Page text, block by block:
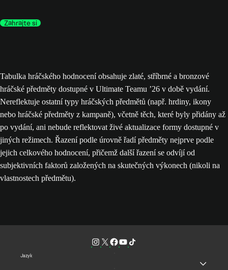
Zahrajte si
Tabulka hráčského hodnocení obsahuje zlaté, stříbrné a bronzové
hráčské předměty dostupné v Ultimate Teamu ’26 v době vydání.
Nereflektuje ostatní typy hráčských předmětů (např. hrdiny, ikony
nebo hráčské předměty z kampaně), včetně těch, které byly přidány až
po vydání, ani nebude reflektovat živé aktualizace formy dostupné v
jiných režimech. Řazení podle úrovně řadí předměty nejprve podle
jejich celkového hodnocení, přičemž další řazení se odvíjí od
subjektivních faktorů založených na skutečných výkonech (nikoli na
vlastnostech předmětu).
Jazyk